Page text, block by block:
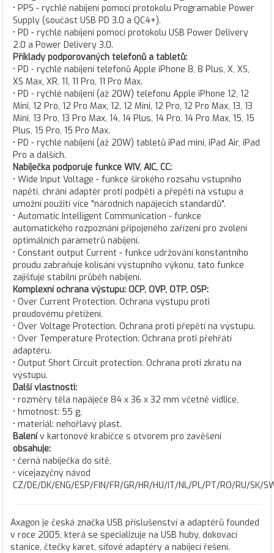
• PPS - rychlé nabíjení pomocí protokolu Programable Power
Supply (součást USB PD 3.0 a QC4+).
• PD - rychlé nabíjení pomocí protokolu USB Power Delivery
2.0 a Power Delivery 3.0.
Příklady podporovaných telefonů a tabletů:
• PD - rychlé nabíjení telefonů Apple iPhone 8, 8 Plus, X, XS,
XS Max, XR, 11, 11 Pro, 11 Pro Max.
• PD - rychlé nabíjení (až 20W) telefonu Apple iPhone 12, 12
Mini, 12 Pro, 12 Pro Max, 12, 12 Mini, 12 Pro, 12 Pro Max, 13, 13
Mini, 13 Pro, 13 Pro Max, 14, 14 Plus, 14 Pro, 14 Pro Max, 15, 15
Plus, 15 Pro, 15 Pro Max.
• PD - rychlé nabíjení (až 20W) tabletů iPad mini, iPad Air, iPad
Pro a dalších.
Nabíječka podporuje funkce WIV, AIC, CC:
• Wide Input Voltage - funkce širokého rozsahu vstupního
napětí, chrání adaptér proti podpětí a přepětí na vstupu a
umožní použití více "národních napájecích standardů".
• Automatic Intelligent Communication - funkce
automatického rozpoznání připojeného zařízení pro zvolení
optimálních parametrů nabíjení.
• Constant output Current - funkce udržování konstantního
proudu zabraňuje kolísání výstupního výkonu, tato funkce
zajišťuje stabilní průběh nabíjení.
Komplexní ochrana výstupu: OCP, OVP, OTP, OSP:
• Over Current Protection. Ochrana výstupu proti
proudovému přetížení.
• Over Voltage Protection. Ochrana proti přepětí na výstupu.
• Over Temperature Protection. Ochrana proti přehřátí
adaptéru.
• Output Short Circuit protection. Ochrana proti zkratu na
výstupu.
Další vlastnosti:
• rozměry těla napáječe 84 x 36 x 32 mm včetně vidlice,
• hmotnost: 55 g,
• materiál: nehořlavý plast.
Balenív kartonové krabičce s otvorem pro zavěšení
obsahuje:
• černá nabíječka do sítě,
• vícejazyčný návod
CZ/DE/DK/ENG/ESP/FIN/FR/GR/HR/HU/IT/NL/PL/PT/RO/RU/SK/
Axagon je česká značka USB příslušenství a adaptérů founded
v roce 2005, která se specializuje na USB huby, dokovací
stanice, čtečky karet, síťové adaptéry a nabíjecí řešení.